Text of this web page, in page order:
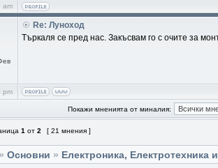
am
Re: Луноход
Търкаля се пред нас. Закъсвам го с очите за
pm
Покажи мненията от миналия:
1 от 2 [ 21 мнения ]
» Основни » Електроника, Електротехника